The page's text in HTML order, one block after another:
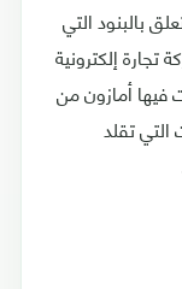
بالبنود التي
تجارة إلكترونية
فيها أمازون من
تقلد